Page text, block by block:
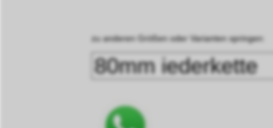
zu anderen Größen oder Varianten springen: